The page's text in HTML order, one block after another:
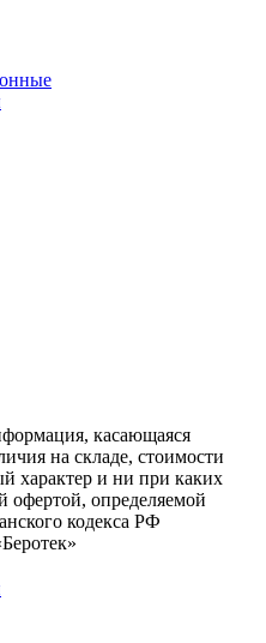
касающаяся
на складе, стоимости
характер и ни при каких
офертой, определяемой
кодекса РФ